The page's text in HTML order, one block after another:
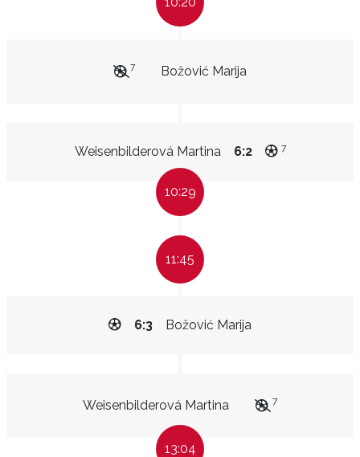
Božović Marija
7
Weisenbilderová Martina 6:2 7
10:29
11:45
Božović Marija
6:3
Weisenbilderová Martina 7
13:04